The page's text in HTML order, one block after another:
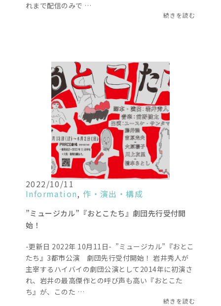
れまで配信のみで …
続きを読む
2022/10/11
Information,作・演出・構成
”ミュージカル”『おとこたち』劇団先行受付開
始！
-更新日 2022年 10月11日- ”ミュージカル”『おとこ
たち』3都市公演 劇団先行受付開始！ 岩井秀人が
主宰するハイバイの劇団公演として2014年に初演さ
れ、岩井の最高傑作との呼び声も高い『おとこた
ち』が、このた …
続きを読む